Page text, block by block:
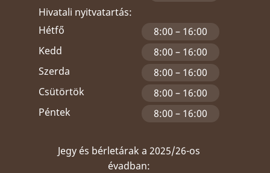
Hivatali nyitvatartás:
Hétfő
8:00 – 16:00
Kedd
8:00 – 16:00
Szerda
8:00 – 16:00
Csütörtök
8:00 – 16:00
Péntek
8:00 – 16:00
Jegy és bérletárak a 2025/26-os
évadban: